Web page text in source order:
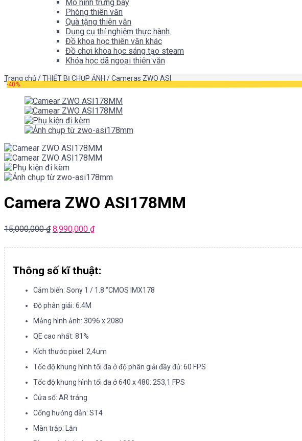
Mô hình trưng bày
Phòng thiên văn
Quà tặng thiên văn
Dụng cụ thí nghiệm thực hành
Đồ khoa học thiên văn khác
Đồ chơi khoa học sáng tạo steam
Khóa học dã ngoại thiên văn
Trang chủ /THIẾT BỊ CHỤP ẢNH /Cameras ZWO ASI
-40%
Camera ZWO ASI178MM
15,000,000₫ 8,990,000 ₫
Thông số kĩ thuật:
Cảm biến: Sony 1 / 1.8 “CMOS IMX178
Độ phân giải: 6.4M
Mảng hình ảnh: 3096 x 2080
QE cao nhất: 81%
Kích thước pixel: 2,4um
Tốc độ khung hình tối đa ở độ phân giải đầy đủ: 60 FPS
Tốc độ khung hình tối đa ở 640 x 480: 253,1 FPS
Cửa sổ: AR tráng
Cổng hướng dẫn: ST4
Màn trập: Lăn